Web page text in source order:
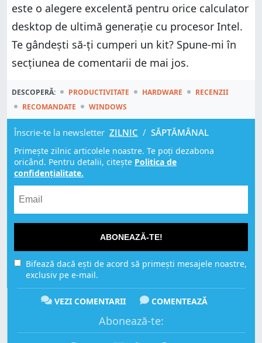
este o alegere excelentă pentru orice calculator
desktop de ultimă generație cu procesor Intel.
Te gândești să-ți cumperi un kit? Spune-mi în
secțiunea de comentarii de mai jos.
DESCOPERĂ: PRODUCTIVITATE HARDWARE
RECENZII
RECOMANDATE
WINDOWS
Înscrie-te la newsletter ZILNIC / SĂPTĂMÂNAL
Primește zilnic articolele noastre. Te poți dezabona
oricând. Pentru detalii, citește Politica de
confidențialitate.
ABONEAZĂ-TE!
Bifează dacă ești de acord să primești mesajele noastre,
exclusiv pe e-mail.
VEZI COMENTARII COMENTEAZĂ
Abonează-te: